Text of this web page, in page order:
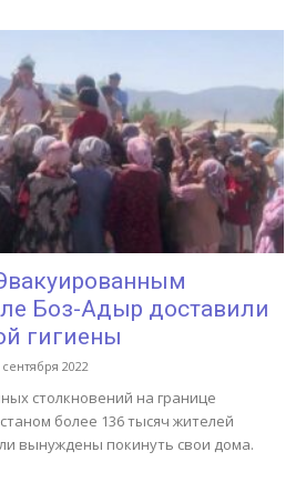
Боз-Адыр доставили
гигиены
сентября 2022
столкновений на границе
более 136 тысяч жителей
вынуждены покинуть свои дома.